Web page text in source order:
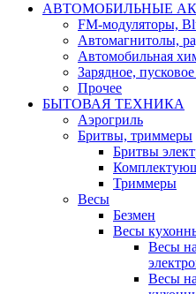
АВТОМОБИЛЬНЫЕ
FM-модуляторы,
Автомагнитолы,
Автомобильная
Зарядное,
Прочее
БЫТОВАЯ ТЕХНИКА
Аэрогриль
Бритвы, триммеры
Бритвы
Триммеры
Весы
Безмен
Весы
Весы
Весы